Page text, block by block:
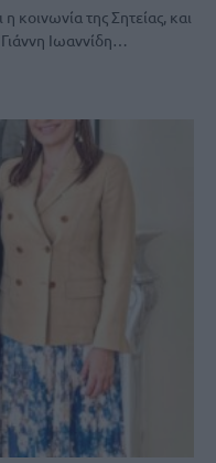
κοινωνία της Σητείας, και
Ιωαννίδη…